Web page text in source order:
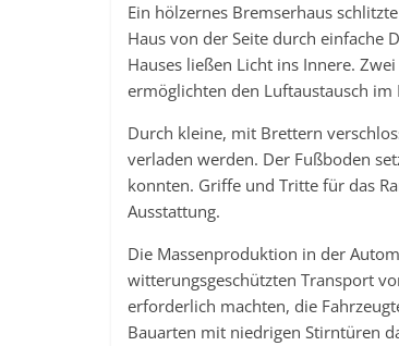
Ein hölzernes Bremserhaus
Haus von der Seite durch einfache
Hauses ließen Licht ins Innere.
ermöglichten den Luftaustausch im
Durch kleine, mit Brettern
verladen werden. Der Fußboden
konnten. Griffe und Tritte für das
Ausstattung.
Die Massenproduktion in der
witterungsgeschützten Transport
erforderlich machten, die
Bauarten mit niedrigen Stirntüren